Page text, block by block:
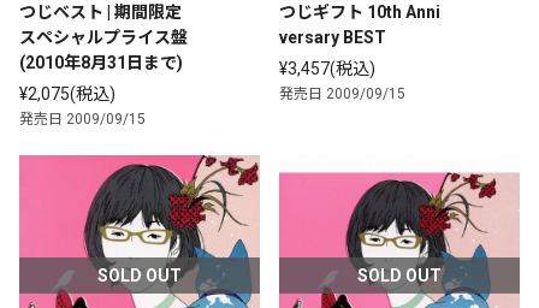
つじベスト | 期間限定
スペシャルプライス盤
(2010年8月31日まで)
¥2,075(税込)
発売日 2009/09/15
つじギフト 10th Anni
versary BEST
¥3,457(税込)
発売日 2009/09/15
SOLD OUT SOLD OUT